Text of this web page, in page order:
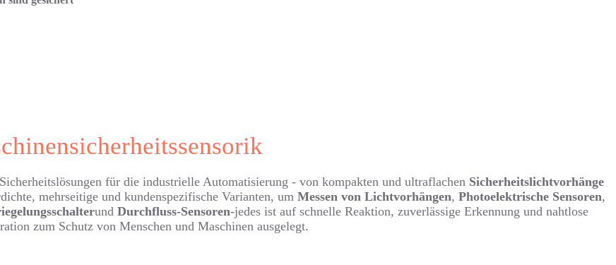
für die industrielle Automatisierung - von kompakten und ultraflachen Sicherheitslichtvorhänge
mehrseitige und kundenspezifische Varianten, um Messen von Lichtvorhängen, Photoelektrische Sensoren,
und Durchfluss-Sensoren-jedes ist auf schnelle Reaktion, zuverlässige Erkennung und nahtlose
zum Schutz von Menschen und Maschinen ausgelegt.